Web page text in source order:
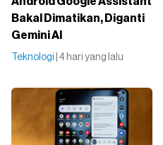
Bakal Dimatikan, Diganti
Gemini AI
Teknologi | 4 hari yang lalu